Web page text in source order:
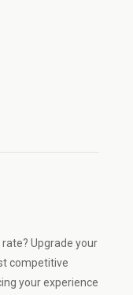
Upgrade your
competitive
your experience